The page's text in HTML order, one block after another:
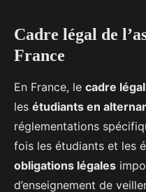
Cadre légal de
France
En France, le cadre légal
les étudiants en
réglementations
fois les étudiants et les
obligations légales
d’enseignement de